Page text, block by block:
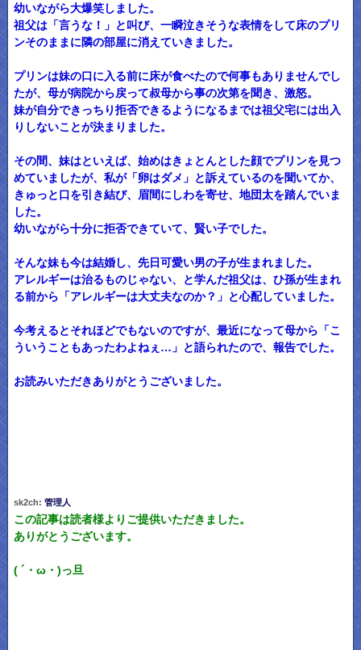
幼いながら大爆笑しました。
祖父は「言うな！」と叫び、一瞬泣きそうな表情をして床のプリ
ンそのままに隣の部屋に消えていきました。
プリンは妹の口に入る前に床が食べたので何事もありませんでし
たが、母が病院から戻って叔母から事の次第を聞き、激怒。
妹が自分できっちり拒否できるようになるまでは祖父宅には出入
りしないことが決まりました。
その間、妹はといえば、始めはきょとんとした顔でプリンを見つ
めていましたが、私が「卵はダメ」と訴えているのを聞いてか、
きゅっと口を引き結び、眉間にしわを寄せ、地団太を踏んでいま
した。
幼いながら十分に拒否できていて、賢い子でした。
そんな妹も今は結婚し、先日可愛い男の子が生まれました。
アレルギーは治るものじゃない、と学んだ祖父は、ひ孫が生まれ
る前から「アレルギーは大丈夫なのか？」と心配していました。
今考えるとそれほどでもないのですが、最近になって母から「こ
ういうこともあったわよねぇ…」と語られたので、報告でした。
お読みいただきありがとうございました。
sk2ch: 管理人
この記事は読者様よりご提供いただきました。
ありがとうございます。
( ´・ω・)っ旦